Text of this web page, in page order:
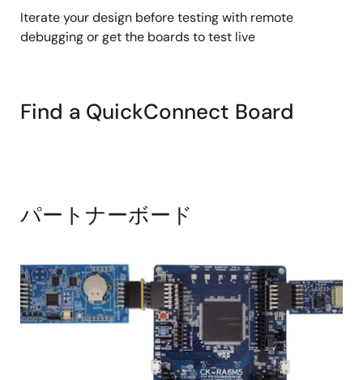
Iterate your design before testing with remote
debugging or get the boards to test live
Find a QuickConnect Board
パートナーボード